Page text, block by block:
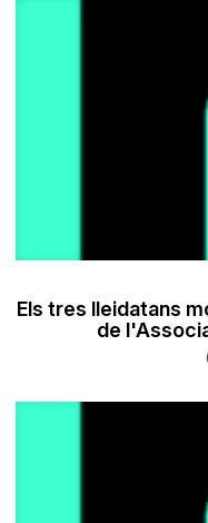
Els tres lleidatans
de